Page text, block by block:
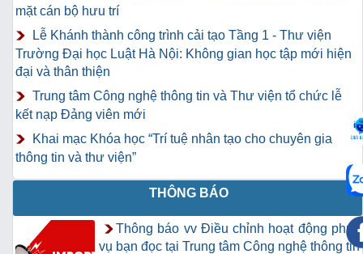
mặt cán bộ hưu trí
Lễ Khánh thành công trình cải tạo Tầng 1 - Thư viện
Trường Đại học Luật Hà Nội: Không gian học tập mới hiện
đại và thân thiện
Trung tâm Công nghệ thông tin và Thư viện tổ chức lễ
kết nạp Đảng viên mới
Khai mạc Khóa học “Trí tuệ nhân tạo cho chuyên gia
thông tin và thư viện”
THÔNG BÁO
Thông báo vv Điều chỉnh hoạt động phục
vụ bạn đọc tại Trung tâm Công nghệ thông tin